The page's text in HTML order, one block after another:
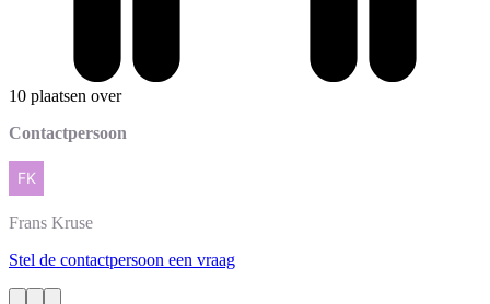
10 plaatsen over
Contactpersoon
Frans Kruse
Stel de contactpersoon een vraag